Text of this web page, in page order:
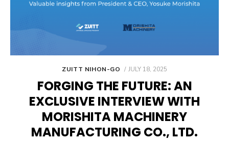
ZUITT NIHON-GO
POSTED
JULY 18, 2025
FORGING THE FUTURE: AN
EXCLUSIVE INTERVIEW WITH
MORISHITA MACHINERY
MANUFACTURING CO., LTD.